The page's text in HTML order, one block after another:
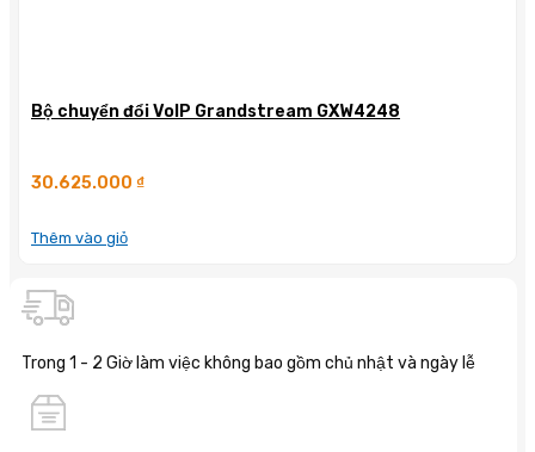
Bộ chuyển đổi VoIP Grandstream GXW4248
30.625.000 ₫
Thêm vào giỏ
Trong 1 - 2 Giờ làm việc không bao gồm chủ nhật và ngày lễ